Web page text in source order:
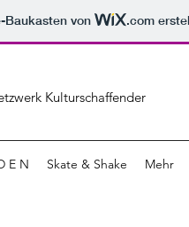
Baukasten von .com
Kulturschaffender
E N Skate & Shake Mehr